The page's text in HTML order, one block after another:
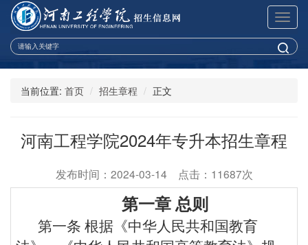
展
开
导
当前位置: 首页 招生章程 正文
河南工程学院2024年专升本招生章程
发布时间：2024-03-14 点击：11687次
第一章 总则
第一条 根据《中华人民共和国教育